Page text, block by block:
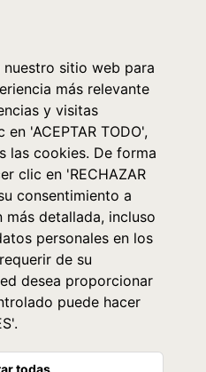
sitio web para
más relevante
y visitas
'ACEPTAR TODO',
las cookies. De forma
clic en 'RECHAZAR
consentimiento a
detallada, incluso
personales en los
de su
desea proporcionar
puede hacer
todas